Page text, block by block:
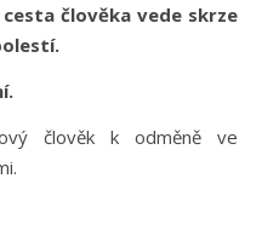
cesta člověka vede skrze
člověk k odměně ve